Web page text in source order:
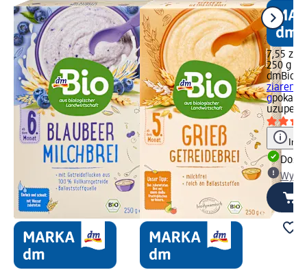
7,55 zł
250 g
dmBio
ziaren
g